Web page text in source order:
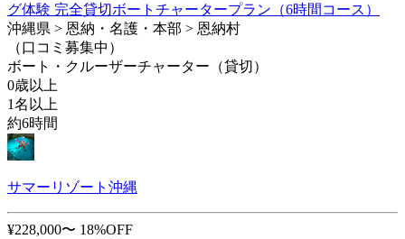
グ体験 完全貸切ボートチャータープラン（6時間コース）
沖縄県 > 恩納・名護・本部 > 恩納村
（口コミ募集中）
ボート・クルーザーチャーター（貸切）
0歳以上
1名以上
約6時間
サマーリゾート沖縄
¥228,000〜 18%OFF